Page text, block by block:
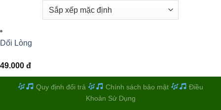
Dối Lòng
49.000 đ
Quy định đổi trả Chính sách bảo mật
Điều
Khoản Sử Dụng